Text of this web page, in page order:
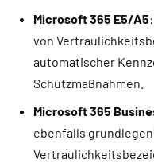
Microsoft 365 E5/A5
von
automatischer
Schutzmaßnahmen.
Microsoft 365
ebenfalls